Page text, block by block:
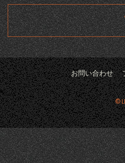
お問い合わせ
©